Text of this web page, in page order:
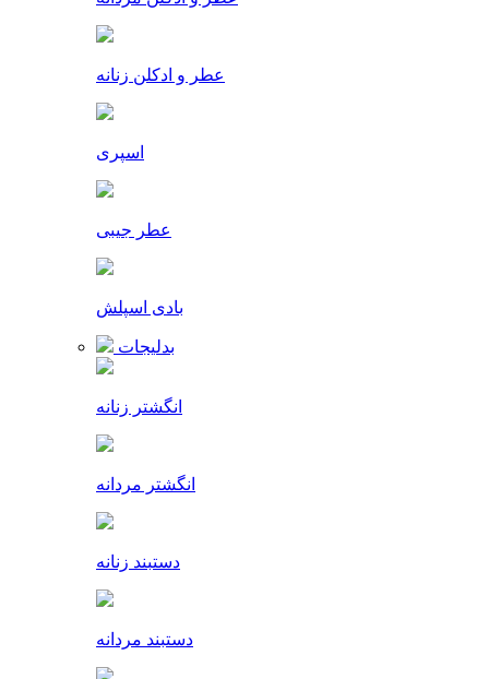
عطر و ادکلن زنانه
اسپری
عطر جیبی
بادی اسپلش
بدلیجات
انگشتر زنانه
انگشتر مردانه
دستبند زنانه
دستبند مردانه